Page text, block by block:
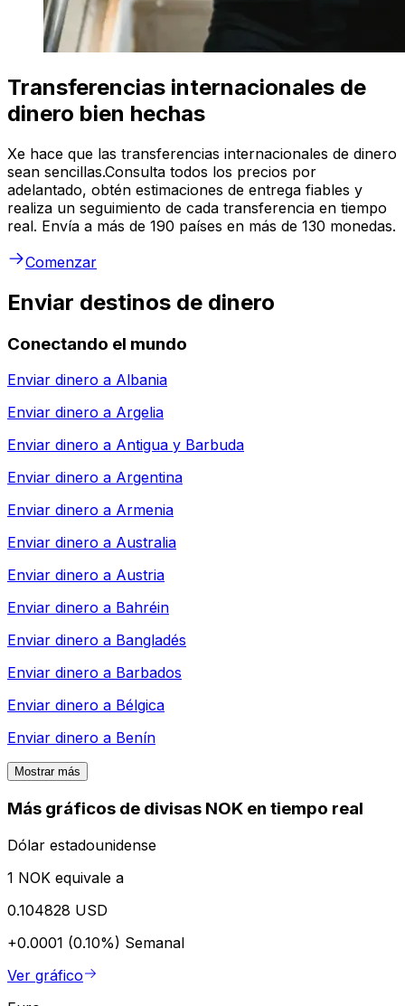
Transferencias internacionales de
dinero bien hechas
Xe hace que las transferencias internacionales de dinero
sean sencillas.Consulta todos los precios por
adelantado, obtén estimaciones de entrega fiables y
realiza un seguimiento de cada transferencia en tiempo
real. Envía a más de 190 países en más de 130 monedas.
Comenzar
Enviar destinos de dinero
Conectando el mundo
Enviar dinero a Albania
Enviar dinero a Argelia
Enviar dinero a Antigua y Barbuda
Enviar dinero a Argentina
Enviar dinero a Armenia
Enviar dinero a Australia
Enviar dinero a Austria
Enviar dinero a Bahréin
Enviar dinero a Bangladés
Enviar dinero a Barbados
Enviar dinero a Bélgica
Enviar dinero a Benín
Mostrar más
Más gráficos de divisas NOK en tiempo real
Dólar estadounidense
1 NOK equivale a
0.104828 USD
+0.0001 (0.10%) Semanal
Ver gráfico